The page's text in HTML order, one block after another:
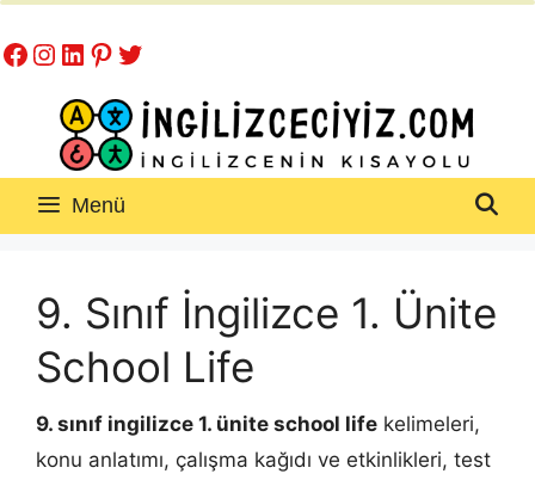
atla
Facebook
Instagram
LinkedIn
Pinterest
Twitter
Menü
9. Sınıf İngilizce 1. Ünite
School Life
9. sınıf ingilizce 1. ünite school life kelimeleri,
konu anlatımı, çalışma kağıdı ve etkinlikleri, test